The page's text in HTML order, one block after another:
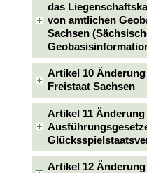
das
von amtlichen
Sachsen
Artikel 10
Freistaat Sachsen
Artikel 11
Artikel 12